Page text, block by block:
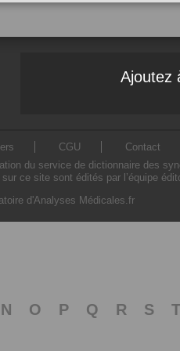
Ajoutez
CGU
Contact
du service de dictionnaire des
ce site sont édités par l’équipe
d'Analyses Médicales.fr
N O P Q R S T